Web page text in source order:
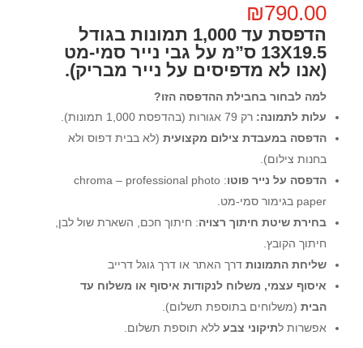
₪790.00
הדפסת עד 1,000 תמונות בגודל
13X19.5 ס”מ על גבי נייר סמי-מט
(אנו לא מדפיסים על נייר מבריק).
למה לבחור בחבילת ההדפסה הזו?
עלות לתמונה: רק 79 אגורות (בהדפסת 1,000 תמונות).
הדפסה במעבדת צילום מקצועית(לא בבית דפוס ולא
בחנות צילום).
הדפסה על נייר פוטו : chroma – professional photo
paper בגימור סמי-מט.
בחירת שיטת חיתוך רצויה: חיתוך חכם, השארת שול לבן,
חיתוך הקובץ.
שליחת התמונותדרך האתר או דרך גוגל דרייב
איסוף עצמי, משלוח לנקודות איסוף או משלוח עד
הבית(משלוחים בתוספת תשלום).
אפשרות לתיקוני צבעללא תוספת תשלום.